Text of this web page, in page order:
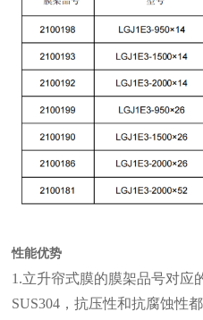
性能优势
1.立升帘式膜的膜架品号对应
SUS304，抗压性和抗腐蚀性